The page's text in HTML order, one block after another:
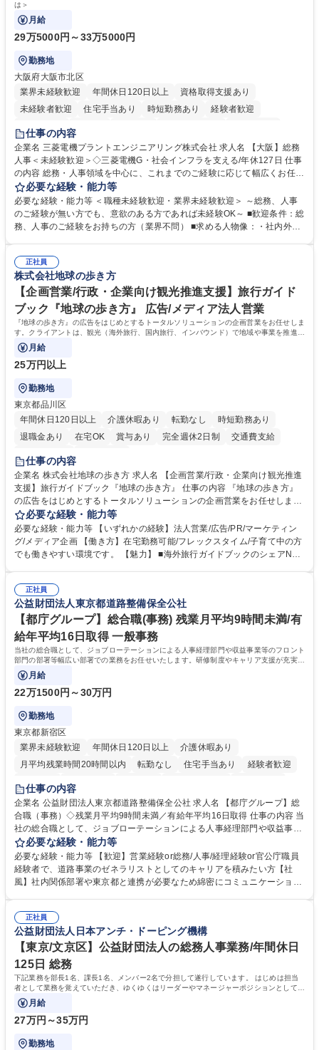
は＞
月給
29万5000円～33万5000円
勤務地
大阪府大阪市北区
業界未経験歓迎
年間休日120日以上
資格取得支援あり
未経験者歓迎
住宅手当あり 時短勤務あり
経験者歓迎
退職金あり
駅近5分以内
土日祝休み 服装自由 寮・社宅あり 食事補助あり
仕事の内容
企業名 三菱電機プラントエンジニアリング株式会社 求人名 【大阪】総務
人事＜未経験歓迎＞◇三菱電機G・社会インフラを支える/年休127日 仕事
の内容 総務・人事領域を中心に、これまでのご経験に応じて幅広くお任せ
します。 ＜具体的には＞ ・総務/人事労務（給与・社保・勤怠管理など）
・採用・教育研修 ・福利厚生運用 など ※基本的には事務所勤務ですが、
採用や教育等の業務内容により、関西圏以外への日帰り・宿泊を伴う国内
出張もございます。 ※担当業務を持ちつつ、お互いに助け合いながら、総
必要な経験・能力等
必要な経験・能力等 ＜職種未経験歓迎・業界未経験歓迎＞ ～総務、人事
のご経験が無い方でも、意欲のある方であれば未経験OK～ ■歓迎条件：総
務、人事のご経験をお持ちの方（業界不問） ■求める人物像：・社内外の
正社員
株式会社地球の歩き方
【企画営業/行政・企業向け観光推進支援】旅行ガイド
ブック『地球の歩き方』 広告/メディア法人営業
『地球の歩き方』の広告をはじめとするトータルソリューションの企画営業をお任せしま
す。クライアントは、観光（海外旅行、国内旅行、インバウンド）で地域や事業を推進し
たい国内外の行政や企業です。
月給
25万円以上
勤務地
東京都品川区
年間休日120日以上
介護休暇あり 転勤なし
時短勤務あり
退職金あり
在宅OK 賞与あり 完全週休2日制
交通費支給
駅近5分以内
仕事の内容
企業名 株式会社地球の歩き方 求人名 【企画営業/行政・企業向け観光推進
支援】旅行ガイドブック『地球の歩き方』 仕事の内容 『地球の歩き方』
の広告をはじめとするトータルソリューションの企画営業をお任せしま
す。クライアントは、観光（海外旅行、国内旅行、インバウンド）で地域
や事業を推進したい国内外の行政や企業です。 【業務詳細】■『地球の歩
き方』は海外旅行ガイドブックのNo.1ブランドであり、国内旅行において
も牽引しております。観光推進支援においても、業界を牽引する意欲的な
に、インバウンドのトップブランドに成長しております■旅が業務であ
り、日常です。旅好きにはこれ以上ない環境です 募集職種 【企画営業/行
政・企業向け観光推進支援】旅行ガイドブック『地球の歩き方』
必要な経験・能力等
必要な経験・能力等 【いずれかの経験】法人営業/広告/PR/マーケティン
グ/メディア企画 【働き方】在宅勤務可能/フレックスタイム/子育て中の方
でも働きやすい環境です。 【魅力】 ■海外旅行ガイドブックのシェアNo.1
であり、「地球の歩き方」としてどう取り組むか、共に形を作るコアメン
バーとして活躍いただきます。 学歴・資格 学歴：大学院 大学 語学力： 資
格：
正社員
公益財団法人東京都道路整備保全公社
【都庁グループ】総合職(事務) 残業月平均9時間未満/有
給年平均16日取得 一般事務
当社の総合職として、ジョブローテーションによる人事経理部門や収益事業等のフロント
部門の部署等幅広い部署での業務をお任せいたします。研修制度やキャリア支援が充実し
ております！ ※下記業務詳細
月給
22万1500円～30万円
勤務地
東京都新宿区
業界未経験歓迎
年間休日120日以上
介護休暇あり
月平均残業時間20時間以内
転勤なし 住宅手当あり
経験者歓迎
研修あり
退職金あり
駅近5分以内
資格取得手当あり 食事補助あり
仕事の内容
企業名 公益財団法人東京都道路整備保全公社 求人名 【都庁グループ】総
合職（事務）◇残業月平均9時間未満／有給年平均16日取得 仕事の内容 当
社の総合職として、ジョブローテーションによる人事経理部門や収益事業
等のフロント部門の部署等幅広い部署での業務をお任せいたします。研修
制度やキャリア支援が充実しております！ ※下記業務詳細 【業務詳細】■
管理部門：広報、人事、経理など当公社の運営に係る管理業務 ■収益部
門：駐車場の新規開拓、管理運営、新宿駅西口広場の「イベントコーナ
道路施設や道路工事現場の見学ツアー事業 ※入社後は上記いずれかの部門
へ配属。※業務内容変更の範囲：会社の定める業務 募集職種 【都庁グル
ープ】総合職（事務）◇残業月平均9時間未満／有給年平均16日取得
必要な経験・能力等
必要な経験・能力等 【歓迎】営業経験or総務/人事/経理経験or官公庁職員
経験者で、道路事業のゼネラリストとしてのキャリアを積みたい方【社
風】社内関係部署や東京都と連携が必要なため綿密にコミュニケーション
部門など多岐に渡る業務を経験できます。 ■様々なプロジェクト：駐車場
事業の他、新宿駅西口広場内に設置された照明を兼ねた広告「ブライトサ
イン」の管理運営を行うなど、事業収益を生み出す活動を積極的に行って
います。 学歴・資格 学歴：大学院 大学 高専 短大 専修学校 高校 語学力：
資格：
正社員
公益財団法人日本アンチ・ドーピング機構
【東京/文京区】公益財団法人の総務人事業務/年間休日
125日 総務
下記業務を部長1名、課長1名、メンバー2名で分担して遂行しています。 はじめは担当
者として業務を覚えていただき、ゆくゆくはリーダーやマネージャーポジションとして活
躍いただくことを期待しています。
月給
27万円～35万円
勤務地